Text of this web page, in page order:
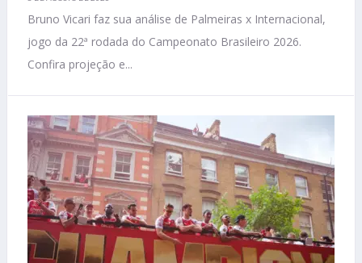
Bruno Vicari faz sua análise de Palmeiras x Internacional,
jogo da 22ª rodada do Campeonato Brasileiro 2026.
Confira projeção e...